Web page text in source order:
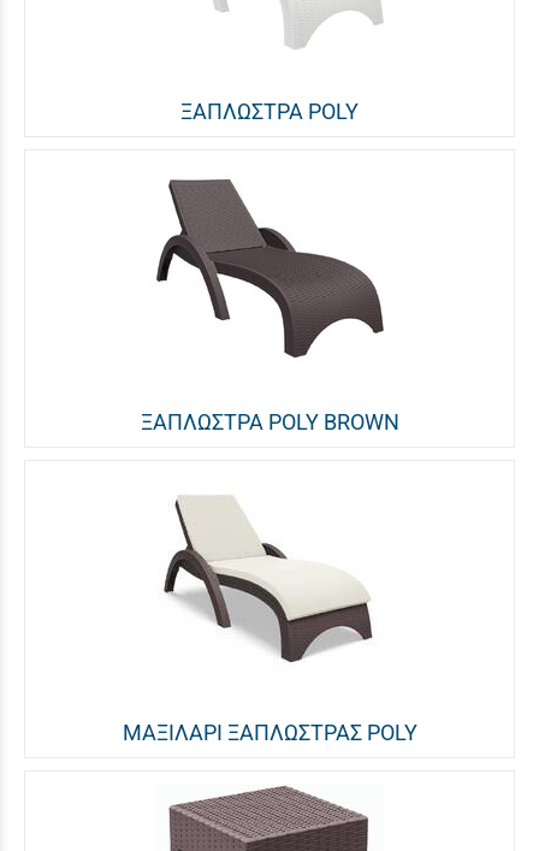
ΞΑΠΛΩΣΤΡΑ POLY
ΞΑΠΛΩΣΤΡΑ POLY BROWN
ΜΑΞΙΛΑΡΙ ΞΑΠΛΩΣΤΡΑΣ POLY